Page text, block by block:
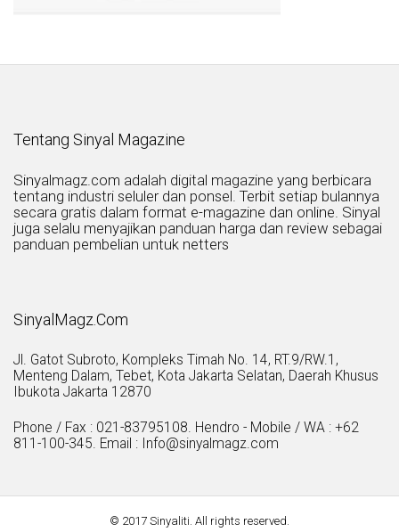
Tentang Sinyal Magazine
Sinyalmagz.com adalah digital magazine yang berbicara
tentang industri seluler dan ponsel. Terbit setiap bulannya
secara gratis dalam format e-magazine dan online. Sinyal
juga selalu menyajikan panduan harga dan review sebagai
panduan pembelian untuk netters
SinyalMagz.Com
Jl. Gatot Subroto, Kompleks Timah No. 14, RT.9/RW.1,
Menteng Dalam, Tebet, Kota Jakarta Selatan, Daerah Khusus
Ibukota Jakarta 12870
Phone / Fax : 021-83795108. Hendro - Mobile / WA : +62
811-100-345. Email : Info@sinyalmagz.com
© 2017 Sinyaliti. All rights reserved.